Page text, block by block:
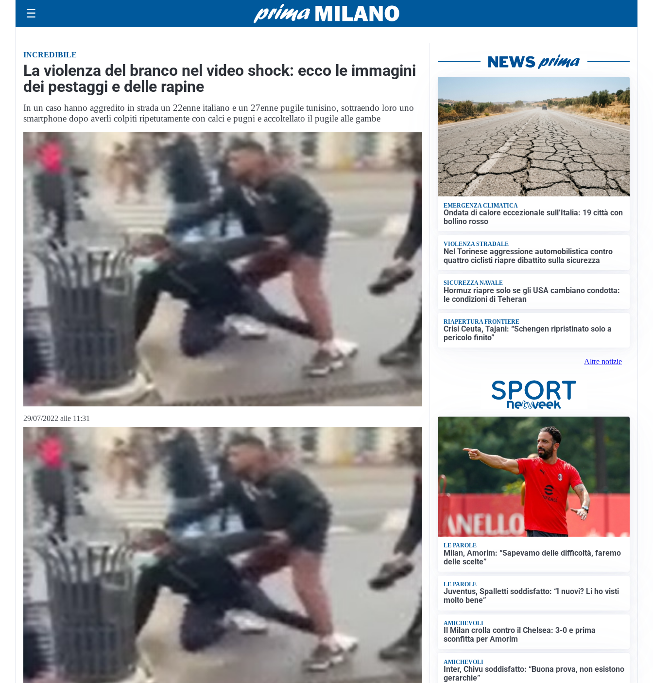
☰
INCREDIBILE
La violenza del branco nel video shock: ecco le immagini
dei pestaggi e delle rapine
In un caso hanno aggredito in strada un 22enne italiano e un 27enne pugile tunisino, sottraendo loro uno
smartphone dopo averli colpiti ripetutamente con calci e pugni e accoltellato il pugile alle gambe
29/07/2022 alle 11:31
EMERGENZA CLIMATICA
Ondata di calore eccezionale sull’Italia: 19 città con
bollino rosso
VIOLENZA STRADALE
Nel Torinese aggressione automobilistica contro
quattro ciclisti riapre dibattito sulla sicurezza
SICUREZZA NAVALE
Hormuz riapre solo se gli USA cambiano condotta:
le condizioni di Teheran
RIAPERTURA FRONTIERE
Crisi Ceuta, Tajani: “Schengen ripristinato solo a
pericolo finito”
Altre notizie
LE PAROLE
Milan, Amorim: “Sapevamo delle difficoltà, faremo
delle scelte”
LE PAROLE
Juventus, Spalletti soddisfatto: “I nuovi? Li ho visti
molto bene”
AMICHEVOLI
Il Milan crolla contro il Chelsea: 3-0 e prima
sconfitta per Amorim
AMICHEVOLI
Inter, Chivu soddisfatto: “Buona prova, non esistono
gerarchie”